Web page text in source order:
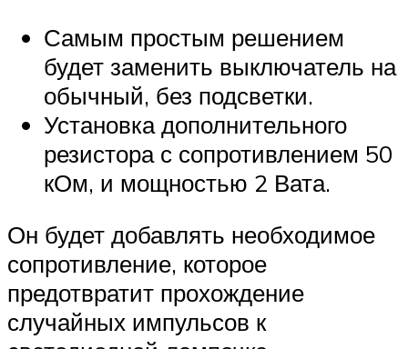
Самым простым решением
будет заменить выключатель на
обычный, без подсветки.
Установка дополнительного
резистора с сопротивлением 50
кОм, и мощностью 2 Вата.
Он будет добавлять необходимое
сопротивление, которое
предотвратит прохождение
случайных импульсов к